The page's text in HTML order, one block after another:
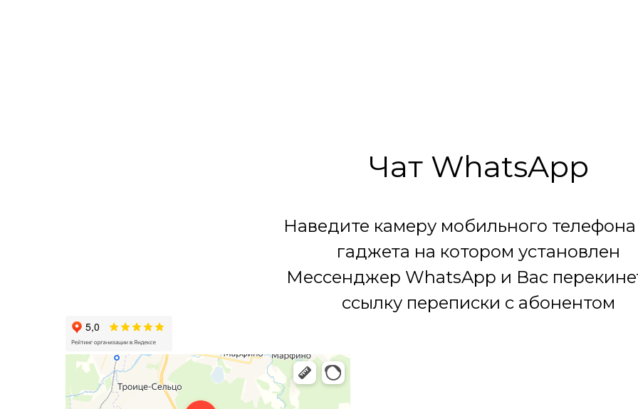
Чат WhatsApp
Наведите камеру мобильного
гаджета на котором установлен
Мессенджер WhatsApp и Вас
ссылку переписки с абонентом